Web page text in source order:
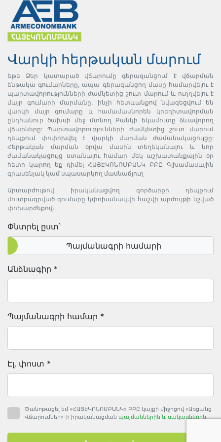
Վարկի հերթական մարում
Եթե Ձեր կատարած վճարումը գերազանցում է վճարման
ենթակա գումարները, ապա գերազանցող մասը համարվելու է
պարտավորությունների ժամկետից շուտ մարում և ուղղվելու է
մայր գումարի մարմանը, ինչի հետևանքով նվազեցվում են
վարկի մայր գումարը և hամամասնորեն կրեդիտավորման
ընդհանուր ծախսի մեջ մտնող Բանկի եկամուտը ձևավորող
վճարները: Պարտավորությունների ժամկետից շուտ մարում
դեպքում փոփոխվել է վարկի մարման ժամանակացույցը:
Հերթական մարման օրվա մասին տեղեկանալու և նոր
ժամանակացույց ստանալու համար մեկ աշխատանքային օր
հետո կարող եք դիմել ՀԱՅԷԿՈՆՈՄԲԱՆԿ ԲԲԸ Գլխամասային
գրասենյակ կամ սպասարկող մասնաճյուղ
Արտարժութով իրականացվող գործարքի դեպքում
մուտքագրված գումարը կփոխանակվի հաշվի արժույթի նշված
փոխարժեքով։
Փնտրել ըստ՝
Պայմանագրի համարի
Անձնագիր *
Պայմանագրի համար *
Էլ․ փոստ *
Ծանոթացել եմ «ՀԱՅԷԿՈՆՈՄԲԱՆԿ» ԲԲԸ կայքի միջոցով «Առցանց
Վճարումներ»-ի իրականացման պայմաններին և սակագներին